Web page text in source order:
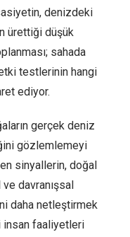
denizdeki
ürettiği düşük
sahada
testlerinin hangi
ediyor.
gerçek deniz
gözlemlemeyi
sinyallerin, doğal
davranışsal
daha netleştirmek
insan faaliyetleri